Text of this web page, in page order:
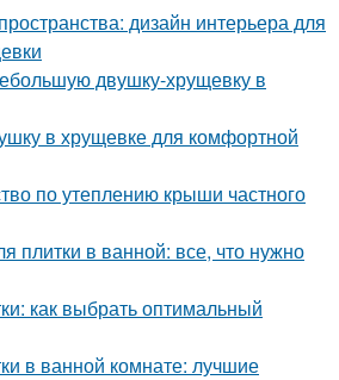
дизайн интерьера для
двушку-хрущевку в
в хрущевке для комфортной
по утеплению крыши частного
плитки в ванной: все, что нужно
как выбрать оптимальный
в ванной комнате: лучшие